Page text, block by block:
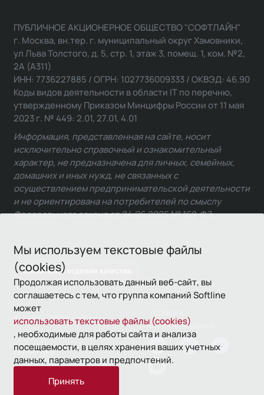
Мы используем текстовые файлы
(cookies)
Продолжая использовать данный веб-сайт, вы
соглашаетесь с тем, что группа компаний Softline
может
использовать текстовые файлы (cookies)
, необходимые для работы сайта и анализа
посещаемости, в целях хранения ваших учетных
данных, параметров и предпочтений.
Принять
Связаться с отделом качества
ПУБЛИЧНОЕ АКЦИОНЕРНОЕ ОБЩЕСТВО "СОФТЛАЙН"
г. Москва, вн.тер. г. муниципальный округ Хамовники,
ул Льва Толстого, д. 5, стр. 1, этаж 3, помещ. 1, ком. №2,
2А (А311)
ИНН: 7736227885 / ОГРН: 1027736009333 / ОКВЭД: 46.90
Коды видов деятельности в области IT по перечню,
утвержденному Приказом Минцифры России от 11 мая
2023 г. № 449: 2.01, 27.01, 4.01
Информация, представленная на сайте, носит
исключительно справочный и ознакомительный
характер, не предназначена для личных, семейных,
домашних и иных нужд, не связанных с
осуществлением предпринимательской деятельности
и не ориентирована на потребителей по смыслу
Федерального закона от 24.06.2025 № 168-ФЗ.
© 1993—2026 Softline
использования
Политика
конфиденциальности